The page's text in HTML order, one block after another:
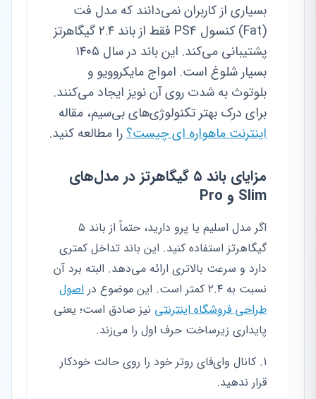
بسیاری از کاربران نمی‌دانند که مدل فت
(Fat) کنسول PS4 فقط از باند ۲.۴ گیگاهرتز
پشتیبانی می‌کند. این باند در سال ۱۴۰۵
بسیار شلوغ است. امواج مایکروویو و
بلوتوث به شدت روی آن نویز ایجاد می‌کنند.
برای درک بهتر تکنولوژی‌های بی‌سیم، مقاله
اینترنت ماهواره ای چیست؟را مطالعه کنید.
مزایای باند ۵ گیگاهرتز در مدل‌های
Slim و Pro
اگر مدل اسلیم یا پرو دارید، حتماً از باند ۵
گیگاهرتز استفاده کنید. این باند تداخل کمتری
دارد و سرعت بالاتری ارائه می‌دهد. البته برد آن
نسبت به ۲.۴ کمتر است. این موضوع در
اصول
طراحی فروشگاه اینترنتی نیز صادق است؛ یعنی
پایداری زیرساخت حرف اول را می‌زند.
کانال وای‌فای روتر خود را روی حالت خودکار
قرار ندهید.